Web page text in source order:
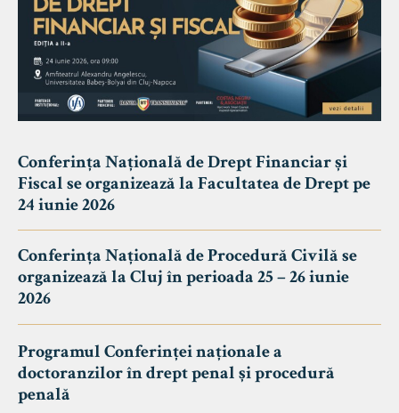
Conferința Națională de Drept Financiar și
Fiscal se organizează la Facultatea de Drept pe
24 iunie 2026
Conferința Națională de Procedură Civilă se
organizează la Cluj în perioada 25 – 26 iunie
2026
Programul Conferinței naționale a
doctoranzilor în drept penal și procedură
penală